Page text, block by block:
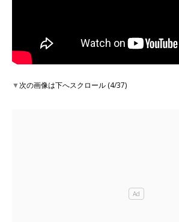
▼次の画像は下へスクロール (4/37)